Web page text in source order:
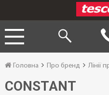
Головна Про бренд Лінії
CONSTANT